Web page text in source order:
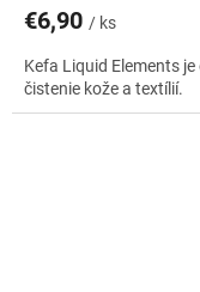
€6,90 / ks
Kefa Liquid Elements
čistenie kože a textílií.